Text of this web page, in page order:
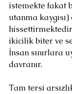
istemekte fakat
utanma
ikicilik biter ve
İnsan sınırlara
davranır.
Tam tersi